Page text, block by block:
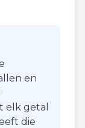
en
elk getal
die